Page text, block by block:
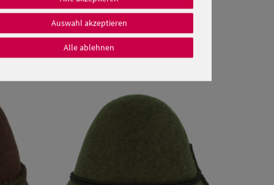
Auswahl akzeptieren
Alle ablehnen